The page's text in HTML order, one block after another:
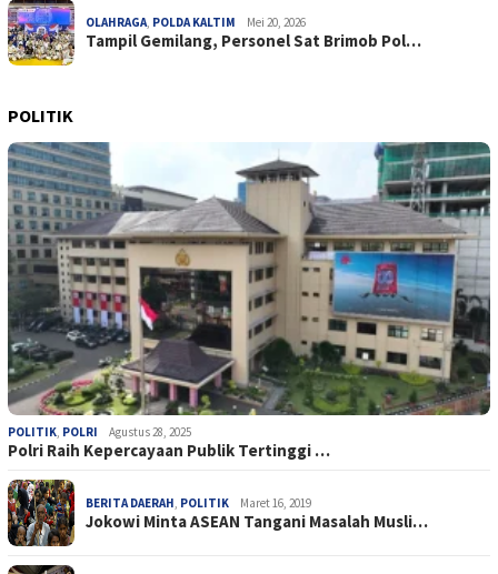
OLAHRAGA, POLDA KALTIM Mei 20, 2026
Tampil Gemilang, Personel Sat Brimob Pol…
POLITIK
POLITIK, POLRI Agustus 28, 2025
Polri Raih Kepercayaan Publik Tertinggi …
BERITA DAERAH, POLITIK Maret 16, 2019
Jokowi Minta ASEAN Tangani Masalah Musli…